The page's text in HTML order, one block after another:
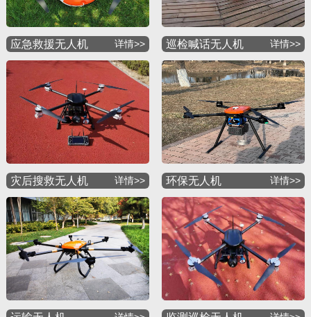
应急救援无人机 详情>> 巡检喊话无人机 详情>>
灾后搜救无人机 详情>> 环保无人机 详情>>